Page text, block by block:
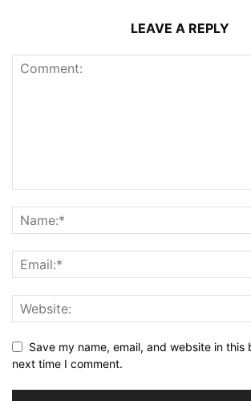
LEAVE A REPLY
Save my name, email, and website in this
next time I comment.